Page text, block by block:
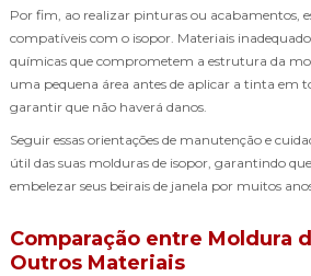
Por fim, ao realizar pinturas ou acabamentos,
compatíveis com o isopor. Materiais
químicas que comprometem a estrutura da
uma pequena área antes de aplicar a tinta em
garantir que não haverá danos.
Seguir essas orientações de manutenção e
útil das suas molduras de isopor, garantindo
embelezar seus beirais de janela por muitos
Comparação entre Moldura
Outros Materiais